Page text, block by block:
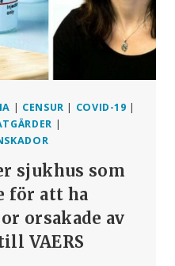
| CENSUR | COVID-19 |
|
sjukhus som
för att ha
orsakade av
VAERS